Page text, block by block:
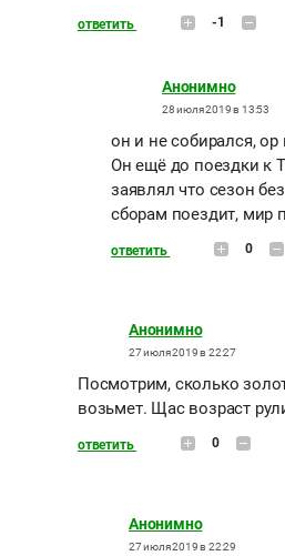
ответить -1
Анонимно
28 июля 2019 в 13:53
он и не собирался, ор
Он ещё до поездки к
заявлял что сезон
сборам поездит, мир
ответить 0
Анонимно
27 июля 2019 в 22:27
Посмотрим, сколько
возьмет. Щас возраст
ответить 0
Анонимно
27 июля 2019 в 22:29